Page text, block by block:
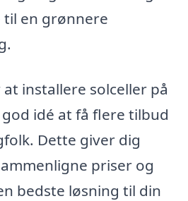
en grønnere
installere solceller på
idé at få flere tilbud
Dette giver dig
priser og
bedste løsning til din